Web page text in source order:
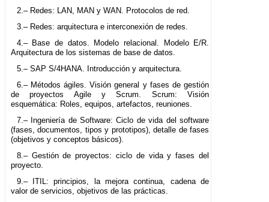
2.– Redes: LAN, MAN y WAN. Protocolos de red.
3.– Redes: arquitectura e interconexión de redes.
4.– Base de datos. Modelo relacional. Modelo E/R.
Arquitectura de los sistemas de base de datos.
5.– SAP S/4HANA. Introducción y arquitectura.
6.– Métodos ágiles. Visión general y fases de gestión
de proyectos Agile y Scrum. Scrum: Visión
esquemática: Roles, equipos, artefactos, reuniones.
7.– Ingeniería de Software: Ciclo de vida del software
(fases, documentos, tipos y prototipos), detalle de fases
(objetivos y conceptos básicos).
8.– Gestión de proyectos: ciclo de vida y fases del
proyecto.
9.– ITIL: principios, la mejora continua, cadena de
valor de servicios, objetivos de las prácticas.